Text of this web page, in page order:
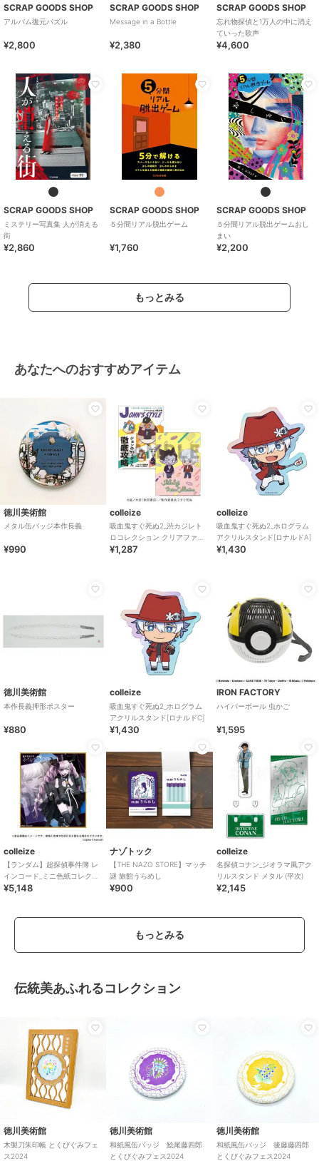
SCRAP GOODS SHOP
アルバム復元パズル
¥2,800
SCRAP GOODS SHOP
Message in a Bottle
¥2,380
SCRAP GOODS SHOP
忘れ物探偵と1万人の中に消え
ていった歌声
¥4,600
SCRAP GOODS SHOP
ミステリー写真集 人が消える
街
¥2,860
SCRAP GOODS SHOP
５分間リアル脱出ゲーム
¥1,760
SCRAP GOODS SHOP
５分間リアル脱出ゲームおし
まい
¥2,200
もっとみる
あなたへのおすすめアイテム
徳川美術館
メタル缶バッジ本作長義
¥990
colleize
吸血鬼すぐ死ぬ2_渋カジレト
ロコレクション クリアファイ
ル2枚セット
¥1,287
colleize
吸血鬼すぐ死ぬ2_ホログラム
アクリルスタンド[ロナルドA]
¥1,430
徳川美術館
本作長義押形ポスター
¥880
colleize
吸血鬼すぐ死ぬ2_ホログラム
アクリルスタンド[ロナルドC]
¥1,430
IRON FACTORY
ハイパーボール 虫かご
¥1,595
colleize
【ランダム】超探偵事件簿 レ
インコード_ミニ色紙コレクシ
ョン Vol.2 BOX
¥5,148
ナゾトック
【THE NAZO STORE】マッチ
謎 旅館うらめし
¥900
colleize
名探偵コナン_ジオラマ風アク
リルスタンド メタル (平次)
¥2,145
もっとみる
伝統美あふれるコレクション
徳川美術館
木製刀朱印帳 とくびぐみフェ
ス2024
徳川美術館
和紙風缶バッジ 鯰尾藤四郎
とくびぐみフェス2024
徳川美術館
和紙風缶バッジ 後藤藤四郎
とくびぐみフェス2024